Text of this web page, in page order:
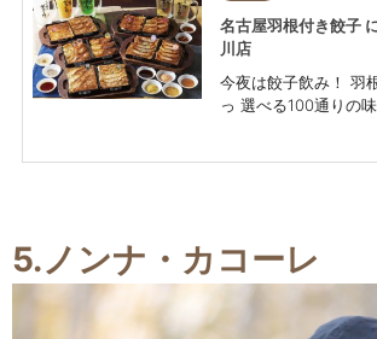
名古屋羽根付き餃子
川店
今夜は餃子飲み！ 羽
っ 選べる100通りの
5.ノンナ・カコーレ